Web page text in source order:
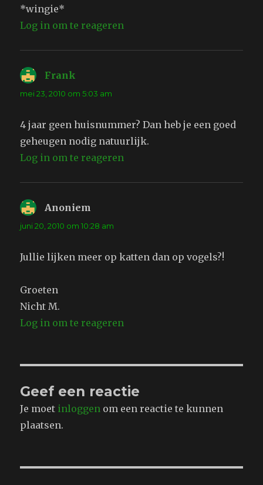
*wingie*
Log in om te reageren
Frank
mei 23, 2010 om 5:03 am
4 jaar geen huisnummer? Dan heb je een goed
geheugen nodig natuurlijk.
Log in om te reageren
Anoniem
juni 20, 2010 om 10:28 am
Jullie lijken meer op katten dan op vogels?!
Groeten
Nicht M.
Log in om te reageren
Geef een reactie
Je moet inloggen om een reactie te kunnen
plaatsen.